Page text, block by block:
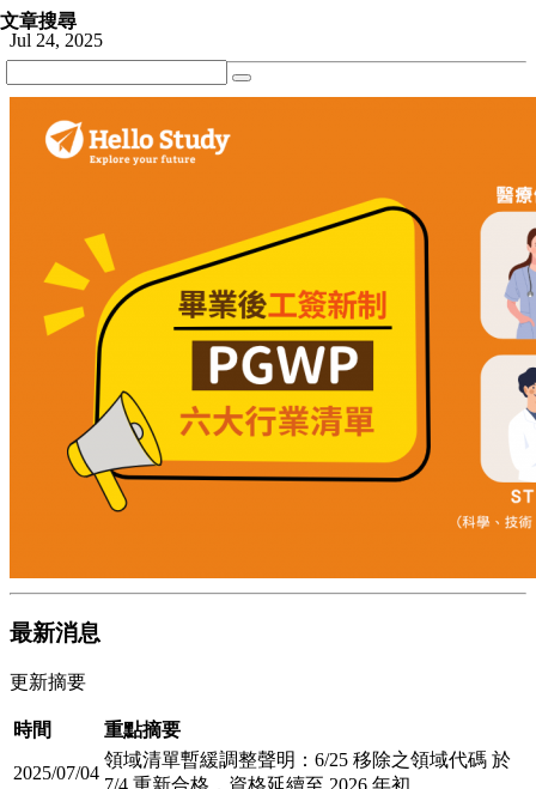
Jul 24, 2025
最新消息
更新摘要
時間 重點摘要
2025/07/04
領域清單暫緩調整聲明：6/25 移除之領域代碼 於
文章搜尋